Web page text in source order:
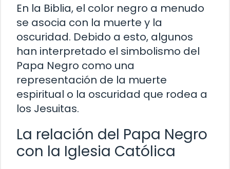
En la Biblia, el color negro a menudo
se asocia con la muerte y la
oscuridad. Debido a esto, algunos
han interpretado el simbolismo del
Papa Negro como una
representación de la muerte
espiritual o la oscuridad que rodea a
los Jesuitas.
La relación del Papa Negro
con la Iglesia Católica